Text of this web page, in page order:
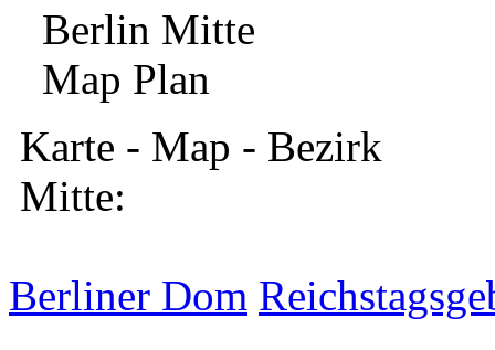
Karte - Map - Bezirk
Mitte:
Berliner Dom